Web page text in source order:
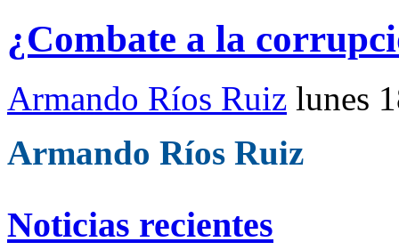
¿Combate a la
Armando Ríos Ruiz lunes
Armando Ríos Ruiz
Noticias recientes